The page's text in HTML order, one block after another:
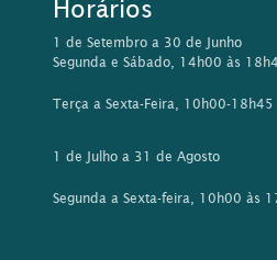
Horários
1 de Setembro a 30 de Junho
Segunda e Sábado, 14h00 às
Terça a Sexta-Feira, 10h00-18h45
1 de Julho a 31 de Agosto
Segunda a Sexta-feira, 10h00 às